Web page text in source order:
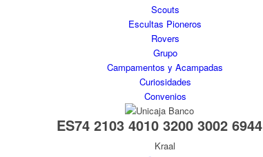
ES74 2103 4010 3200 3002 6944